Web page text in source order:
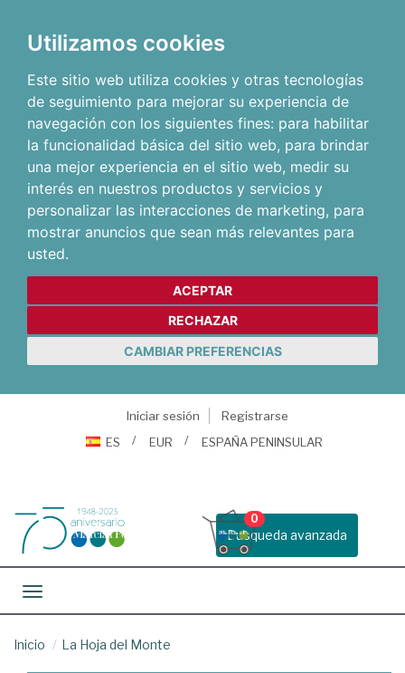
Utilizamos cookies
Este sitio web utiliza cookies y otras tecnologías
de seguimiento para mejorar su experiencia de
navegación con los siguientes fines: para habilitar
la funcionalidad básica del sitio web, para brindar
una mejor experiencia en el sitio web, medir su
interés en nuestros productos y servicios y
personalizar las interacciones de marketing, para
mostrar anuncios que sean más relevantes para
usted.
ACEPTAR
RECHAZAR
CAMBIAR PREFERENCIAS
Iniciar sesión
Registrarse
ES
EUR ESPAÑA PENINSULAR
Busqueda avanzada
0
Toggle navigation
Inicio La Hoja del Monte